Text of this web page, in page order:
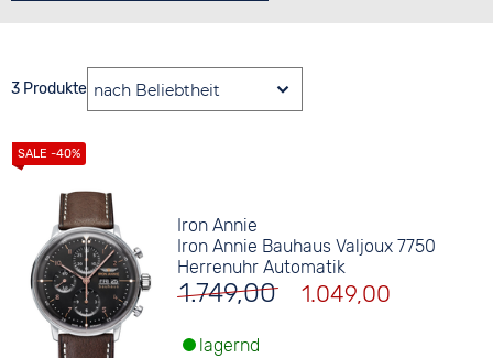
3 Produkte
Iron Annie
Iron Annie Bauhaus Valjoux 7750
Herrenuhr Automatik
1.749,00 1.049,00
lagernd